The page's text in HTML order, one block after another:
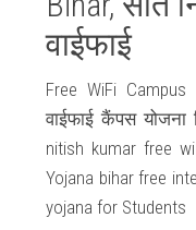
वाईफाई
Free WiFi
वाईफाई कैंपस योजना
nitish kumar free
Yojana bihar free
yojana for Students